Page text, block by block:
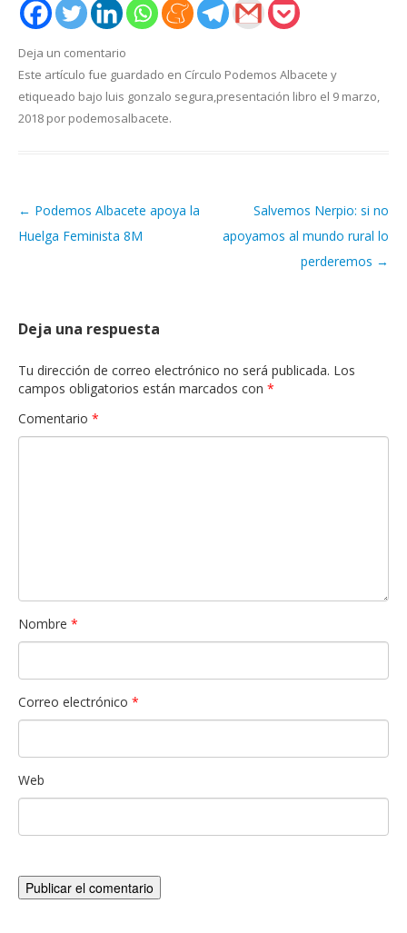
Deja un comentario
Este artículo fue guardado en Círculo Podemos Albacete y
etiqueado bajo luis gonzalo segura,presentación libro el 9 marzo,
2018 por podemosalbacete.
Navegación de artículos
← Podemos Albacete apoya la
Huelga Feminista 8M
Salvemos Nerpio: si no
apoyamos al mundo rural lo
perderemos →
Deja una respuesta
Tu dirección de correo electrónico no será publicada. Los
campos obligatorios están marcados con *
Comentario *
Nombre *
Correo electrónico *
Web